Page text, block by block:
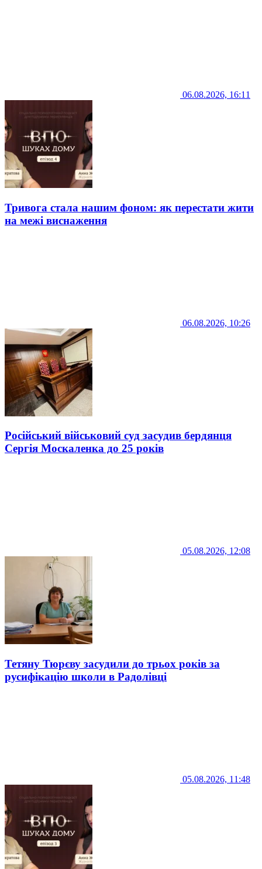
06.08.2026, 16:11
Тривога стала нашим фоном: як перестати жити
на межі виснаження
06.08.2026, 10:26
Російський військовий суд засудив бердянця
Сергія Москаленка до 25 років
05.08.2026, 12:08
Тетяну Тюрєву засудили до трьох років за
русифікацію школи в Радолівці
05.08.2026, 11:48